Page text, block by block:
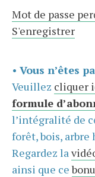
Mot de passe
S'enregistrer
• Vous n’êtes
Veuillez cliquer
formule
l’intégralité de
forêt, bois, arbre
Regardez la
ainsi que ce